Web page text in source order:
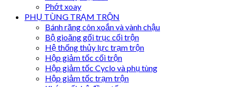
Phớt xoay
PHỤ TÙNG TRẠM TRỘN
Bánh răng côn xoắn và vành chậu
Bộ gioăng gối trục cối trộn
Hệ thống thủy lực trạm trộn
Hộp giảm tốc cối trộn
Hộp giảm tốc Cyclo và phụ tùng
Hộp giảm tốc trạm trộn